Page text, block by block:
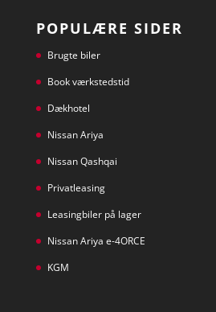
POPULÆRE SIDER
Brugte biler
Book værkstedstid
Dækhotel
Nissan Ariya
Nissan Qashqai
Privatleasing
Leasingbiler på lager
Nissan Ariya e-4ORCE
KGM